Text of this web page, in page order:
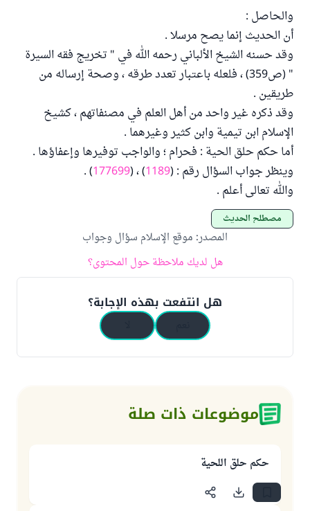
والحاصل :
أن الحديث إنما يصح مرسلا .
وقد حسنه الشيخ الألباني رحمه الله في " تخريج فقه السيرة
" (ص359) ، فلعله باعتبار تعدد طرقه ، وصحة إرساله من
طريقين .
وقد ذكره غير واحد من أهل العلم في مصنفاتهم ، كشيخ
الإسلام ابن تيمية وابن كثير وغيرهما .
أما حكم حلق الحية : فحرام ؛ والواجب توفيرها وإعفاؤها .
وينظر جواب السؤال رقم : (1189) ، (177699
) .
والله تعالى أعلم .
مصطلح الحديث
المصدر: موقع الإسلام سؤال وجواب
هل لديك ملاحظة حول المحتوى؟
هل انتفعت بهذه الإجابة؟
موضوعات ذات صلة
حكم حلق اللحية